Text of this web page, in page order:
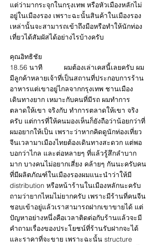
แต่ว่ามากระจุกในกรุงเทพ หรือหัวเมืองหลักไม่
อยู่ในเมืองรอง เพราะฉะนั้นสินค้าในเมืองรอง
เหล่านั้นจะสามารถเข้าถึงมือหรือทำให้นักท่อง
เที่ยวได้สัมผัสได้อย่างไรบ้างครับ
คุณอิทธิชัย
18.56 นาที ผมต้องเล่าเคสนี้เลยครับ ผม
มีลูกค้าหลายเจ้าที่เป็นสถานที่ประกอบการร้าน
อาหารแต่เขาอยู่ไกลจากกรุงเทพ ชานเมือง
เดินทางยาก เหมาะกับคนที่มีรถ ผมทำการ
ตลาดให้เขา จริงกับ ทำการตลาดให้เขา จริง
ครับ แต่การที่ให้คนมองเห็นก็ยังถือว่าน้อยกว่าที่
ผมอยากให้เป็น เพราะว่าหากคิดดูนักท่องเที่ยว
จีนเวลามาเมืองไทยต้องเดินทางสะดวก แต่พอ
บอกว่าไกล และต่อหลายๆ ที่แล้วรู้สึกลำบาก
มาก บางคนไม่อยากเสี่ยง คล้ายๆ กันนะครับคน
ที่มีผลิตภัณฑ์ในเมืองรองผมแนะนำว่าให้มี
distribution หรือหน้าร้านในเมืองหลักนะครับ
ถามว่ายากไหมไม่ยากครับ เพราะมีร้านที่คนจีน
ชอบเข้าอยู่แล้วเราสามารถฝากเขาขายได้ แต่
ปัญหาอย่างหนึ่งคือเวลาติดต่อกับร้านแล้วจะมี
คำถามเรื่องของประโยชน์ที่ร้านรับฝากจะได้
และราคาที่จะขาย เพราะฉะนั้น structure